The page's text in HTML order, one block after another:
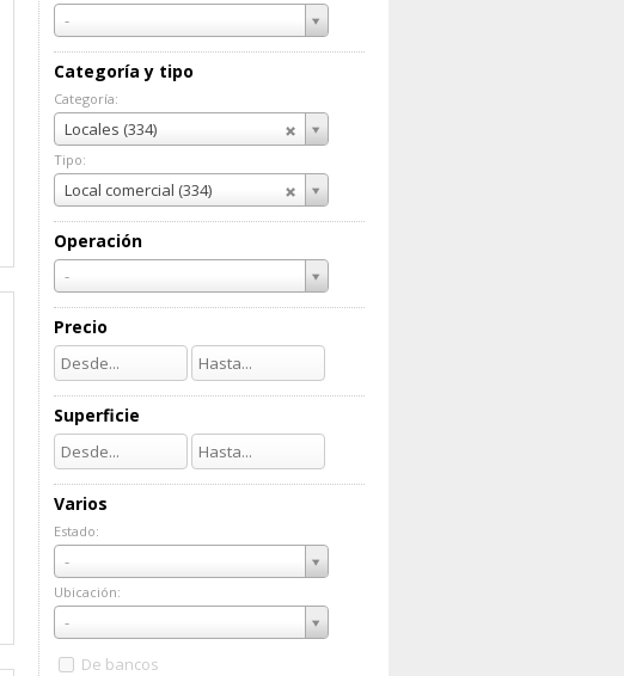
-
Núcleo:
Categoría y tipo
Categoría:
Locales (334)
Categoría:
Tipo:
Local comercial (334)
Tipo:
Operación
-
Precio
Superficie
Varios
Estado:
-
Estado:
Ubicación:
-
Ubicación:
De bancos